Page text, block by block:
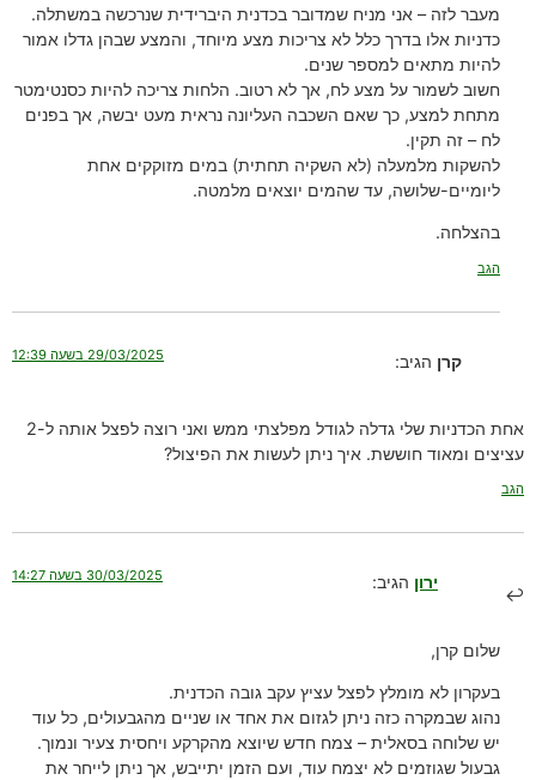
מעבר לזה – אני מניח שמדובר בכדנית היברידית שנרכשה במשתלה.
כדניות אלו בדרך כלל לא צריכות מצע מיוחד, והמצע שבהן גדלו אמור
להיות מתאים למספר שנים.
חשוב לשמור על מצע לח, אך לא רטוב. הלחות צריכה להיות כסנטימטר
מתחת למצע, כך שאם השכבה העליונה נראית מעט יבשה, אך בפנים
לח – זה תקין.
להשקות מלמעלה (לא השקיה תחתית) במים מזוקקים אחת
ליומיים-שלושה, עד שהמים יוצאים מלמטה.
בהצלחה.
הגב
קרן הגיב: 29/03/2025 בשעה 12:39
אחת הכדניות שלי גדלה לגודל מפלצתי ממש ואני רוצה לפצל אותה ל-2
עציצים ומאוד חוששת. איך ניתן לעשות את הפיצול?
הגב
ירון הגיב: 30/03/2025 בשעה 14:27
שלום קרן,
בעקרון לא מומלץ לפצל עציץ עקב גובה הכדנית.
נהוג שבמקרה כזה ניתן לגזום את אחד או שניים מהגבעולים, כל עוד
יש שלוחה בסאלית – צמח חדש שיוצא מהקרקע ויחסית צעיר ונמוך.
גבעול שגוזמים לא יצמח עוד, ועם הזמן יתייבש, אך ניתן לייחר את